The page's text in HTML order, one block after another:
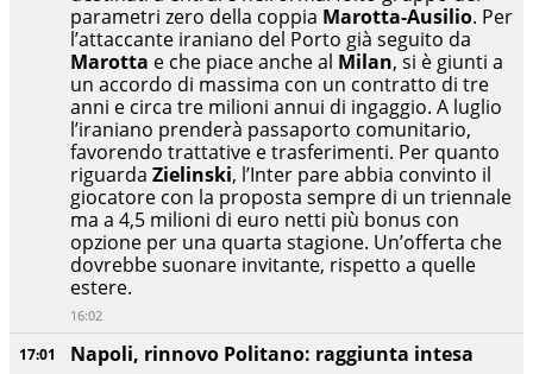
17:01
Napoli, rinnovo Politano: raggiunta intesa
parametri zero della coppia Marotta-Ausilio. Per
l’attaccante iraniano del Porto già seguito da
Marotta e che piace anche al Milan, si è giunti a
un accordo di massima con un contratto di tre
anni e circa tre milioni annui di ingaggio. A luglio
l’iraniano prenderà passaporto comunitario,
favorendo trattative e trasferimenti. Per quanto
riguarda Zielinski, l’Inter pare abbia convinto il
giocatore con la proposta sempre di un triennale
ma a 4,5 milioni di euro netti più bonus con
opzione per una quarta stagione. Un’offerta che
dovrebbe suonare invitante, rispetto a quelle
estere.
16:02